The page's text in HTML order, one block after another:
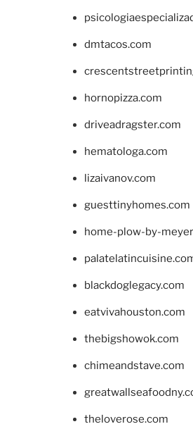
dmtacos.com
hornopizza.com
driveadragster.com
hematologa.com
lizaivanov.com
guesttinyhomes.com
home-plow-by-
blackdoglegacy.com
eatvivahouston.com
thebigshowok.com
chimeandstave.com
theloverose.com